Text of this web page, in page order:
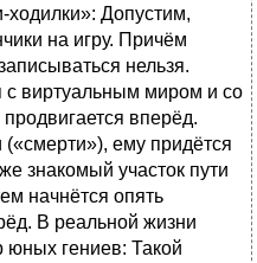
ходилки»: Допустим,
на игру. Причём
нельзя.
с виртуальным миром и со
вперёд.
ему придётся
знакомый участок пути
начнётся опять
В реальной жизни
юных гениев: Такой